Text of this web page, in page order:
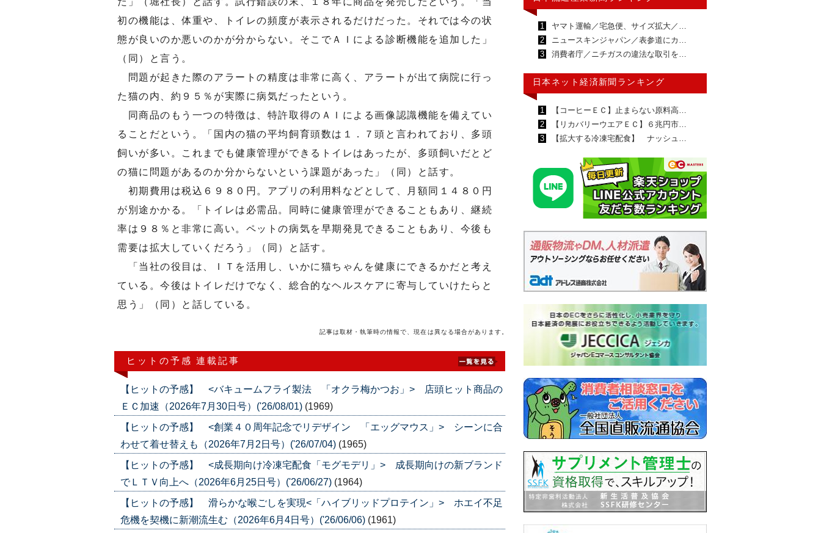
初の機能は、体重や、トイレの頻度が表示されるだけだった。それでは今の状
態が良いのか悪いのかが分からない。そこでＡＩによる診断機能を追加した」
（同）と言う。
問題が起きた際のアラートの精度は非常に高く、アラートが出て病院に行っ
た猫の内、約９５％が実際に病気だったという。
同商品のもう一つの特徴は、特許取得のＡＩによる画像認識機能を備えてい
ることだという。「国内の猫の平均飼育頭数は１．７頭と言われており、多頭
飼いが多い。これまでも健康管理ができるトイレはあったが、多頭飼いだとど
の猫に問題があるのか分からないという課題があった」（同）と話す。
初期費用は税込６９８０円。アプリの利用料などとして、月額同１４８０円
が別途かかる。「トイレは必需品。同時に健康管理ができることもあり、継続
率は９８％と非常に高い。ペットの病気を早期発見できることもあり、今後も
需要は拡大していくだろう」（同）と話す。
「当社の役目は、ＩＴを活用し、いかに猫ちゃんを健康にできるかだと考え
ている。今後はトイレだけでなく、総合的なヘルスケアに寄与していけたらと
思う」（同）と話している。
記事は取材・執筆時の情報で、現在は異なる場合があります。
ヒットの予感 連載記事
【ヒットの予感】 <バキュームフライ製法 「オクラ梅かつお」> 店頭ヒット商品の
ＥＣ加速（2026年7月30日号）('26/08/01) (1969)
【ヒットの予感】 <創業４０周年記念でリデザイン 「エッグマウス」> シーンに合
わせて着せ替えも（2026年7月2日号）('26/07/04) (1965)
【ヒットの予感】 <成長期向け冷凍宅配食「モグモデリ」> 成長期向けの新ブランド
でＬＴＶ向上へ（2026年6月25日号）('26/06/27) (1964)
【ヒットの予感】 滑らかな喉ごしを実現<「ハイブリッドプロテイン」> ホエイ不足
危機を契機に新潮流生む（2026年6月4日号）('26/06/06) (1961)
1
ヤマト運輸／宅急便、サイズ拡大／…
2
ニュースキンジャパン／表参道にカ…
3
消費者庁／ニチガスの違法な取引を…
日本ネット経済新聞ランキング
1
【コーヒーＥＣ】止まらない原料高…
2
【リカバリーウエアＥＣ】６兆円市…
3
【拡大する冷凍宅配食】 ナッシュ…